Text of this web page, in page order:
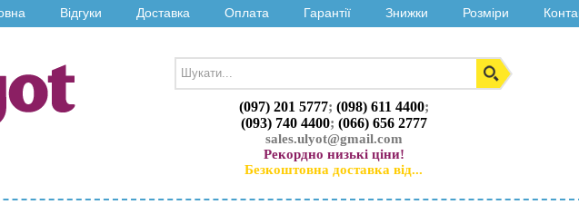
Відгуки Доставка Оплата Гарантії Знижки Розміри
(097) 201 5777; (098) 611 4400;
(093) 740 4400; (066) 656 2777
sales.ulyot@gmail.com
Рекордно низькі ціни!
Безкоштовна доставка від...